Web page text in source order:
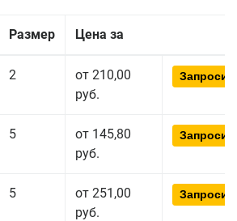
Размер Цена за
2
от 210,00
руб.
5
от 145,80
руб.
5
от 251,00
руб.